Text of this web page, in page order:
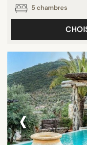
5 chambres
‹